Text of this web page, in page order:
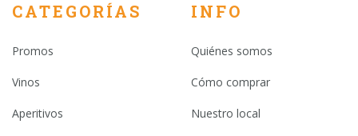
CATEGORÍAS
Promos
Vinos
Aperitivos
INFO
Quiénes somos
Cómo comprar
Nuestro local